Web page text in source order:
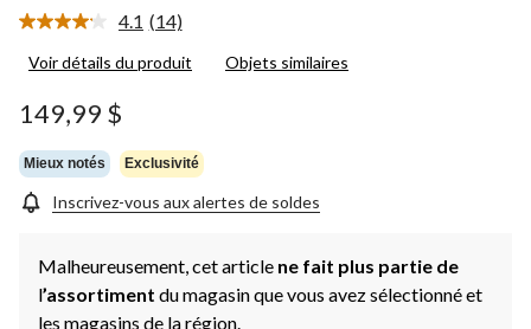
4.1 Lire
14
même
page.
(14)
Voir détails du produit Objets similaires
149,99 $
Mieux notés Exclusivité
Inscrivez-vous aux alertes de soldes
Malheureusement, cet article ne fait plus partie de
l’assortiment du magasin que vous avez sélectionné et
les magasins de la région.